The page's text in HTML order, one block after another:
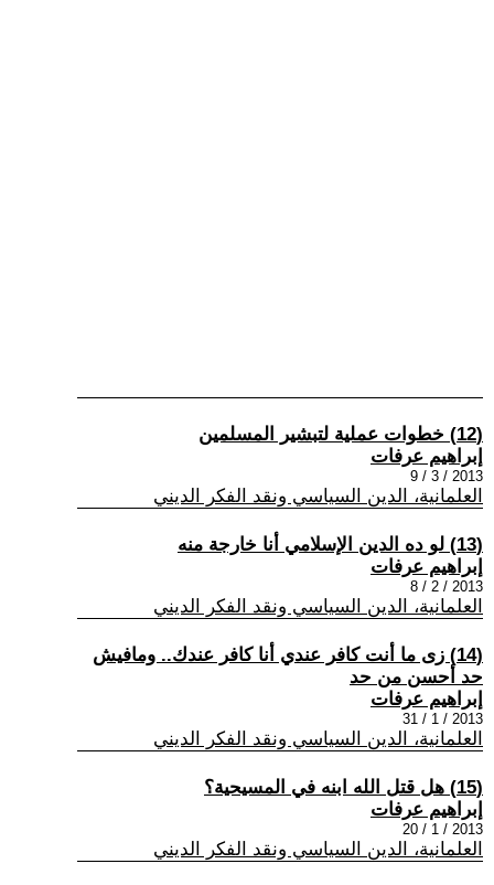
(12) خطوات عملية لتبشير المسلمين
إبراهيم عرفات
2013 / 3 / 9
العلمانية، الدين السياسي ونقد الفكر الديني
(13) لو ده الدين الإسلامي أنا خارجة منه
إبراهيم عرفات
2013 / 2 / 8
العلمانية، الدين السياسي ونقد الفكر الديني
(14) زى ما أنت كافر عندي أنا كافر عندك.. ومافيش
حد أحسن من حد
إبراهيم عرفات
2013 / 1 / 31
العلمانية، الدين السياسي ونقد الفكر الديني
(15) هل قتل الله ابنه في المسيحية؟
إبراهيم عرفات
2013 / 1 / 20
العلمانية، الدين السياسي ونقد الفكر الديني